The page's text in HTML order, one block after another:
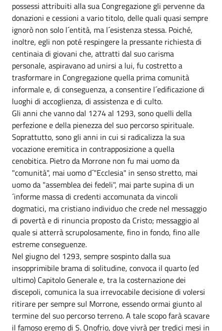
possessi attribuiti alla sua Congregazione gli pervenne da
donazioni e cessioni a vario titolo, delle quali quasi sempre
ignorò non solo l´entità, ma l´esistenza stessa. Poiché,
inoltre, egli non poté respingere la pressante richiesta di
centinaia di giovani che, attratti dal suo carisma
personale, aspiravano ad unirsi a lui, fu costretto a
trasformare in Congregazione quella prima comunità
informale e, di conseguenza, a consentire l´edificazione di
luoghi di accoglienza, di assistenza e di culto.
Gli anni che vanno dal 1274 al 1293, sono quelli della
perfezione e della pienezza del suo percorso spirituale.
Soprattutto, sono gli anni in cui si radicalizza la sua
vocazione eremitica in contrapposizione a quella
cenobitica. Pietro da Morrone non fu mai uomo da
"comunità", mai uomo d´"Ecclesia" in senso stretto, mai
uomo da "assemblea dei fedeli", mai parte supina di un
´informe massa di credenti accomunata da vincoli
dogmatici, ma cristiano individuo che crede nel messaggio
di povertà e di rinuncia proposto da Cristo; messaggio al
quale si atterrà scrupolosamente, fino in fondo, fino alle
estreme conseguenze.
Nel giugno del 1293, sempre sospinto dalla sua
insopprimibile brama di solitudine, convoca il quarto (ed
ultimo) Capitolo Generale e, tra la costernazione dei
discepoli, comunica la sua irrevocabile decisione di volersi
ritirare per sempre sul Morrone, essendo ormai giunto al
termine del suo percorso terreno. A tale scopo farà scavare
il famoso eremo di S. Onofrio, dove vivrà per tredici mesi in